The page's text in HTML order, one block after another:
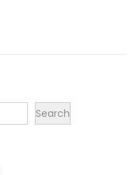
Search